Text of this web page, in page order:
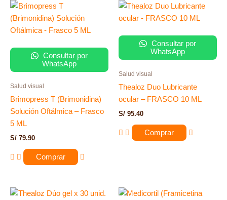
Consultar por
WhatsApp
Salud visual
Brimopress T (Brimonidina)
Solución Oftálmica – Frasco
5 ML
S/ 79.90
Comprar
Consultar por
WhatsApp
Salud visual
Thealoz Duo Lubricante
ocular – FRASCO 10 ML
S/ 95.40
Comprar